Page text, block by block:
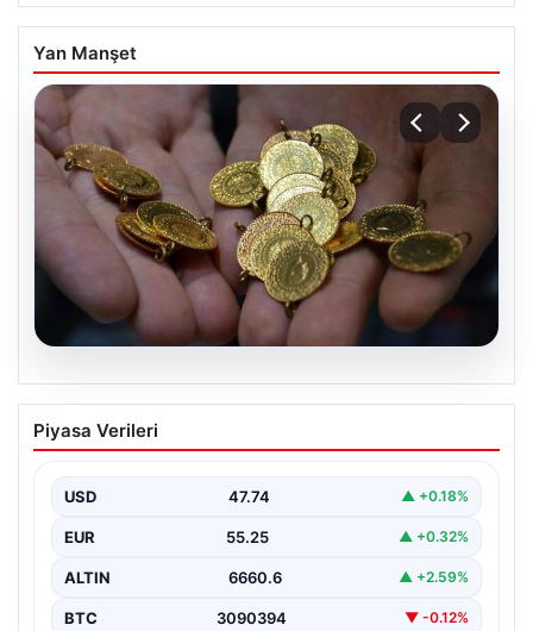
Yan Manşet
Altın fiyatları canlı 14 Nisan 2026: Altın
fiyatları ne kadar oldu? Gram, çeyrek,
fiyatları
{“title”: “14 Nisan 2026 Güncel Altın Fiyatları: Gram,
Çeyrek, Yarım ve Cumhuriyet Altını Satış…
Piyasa Verileri
USD 47.74 ▲ +0.18%
EUR 55.25 ▲ +0.32%
ALTIN 6660.6 ▲ +2.59%
BTC 3090394 ▼ -0.12%